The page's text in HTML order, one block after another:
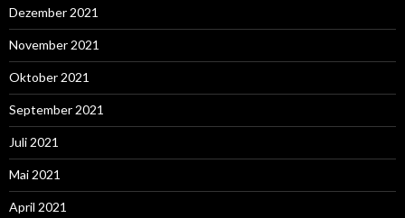
Dezember 2021
November 2021
Oktober 2021
September 2021
Juli 2021
Mai 2021
April 2021